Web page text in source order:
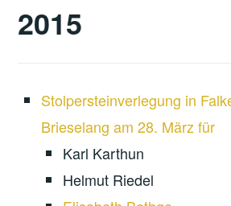
2015
Stolpersteinverlegung in
Brieselang am 28. März für
Karl Karthun
Helmut Riedel